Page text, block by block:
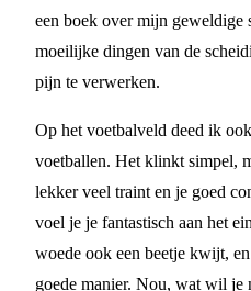
een boek over mijn
moeilijke dingen van de
pijn te verwerken.
Op het voetbalveld deed ik
voetballen. Het klinkt simpel,
lekker veel traint en je goed
voel je je fantastisch aan het
woede ook een beetje kwijt,
goede manier. Nou, wat wil je